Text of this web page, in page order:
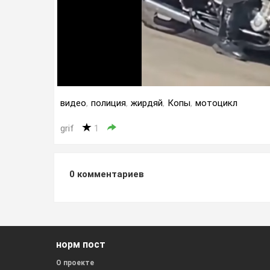
видео, полиция, жирдяй, Копы, мотоцикл
grif 1
0 комментариев
норм пост
О проекте